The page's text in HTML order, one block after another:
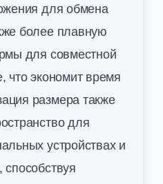
для обмена
более плавную
для совместной
что экономит время
размера также
для
устройствах и